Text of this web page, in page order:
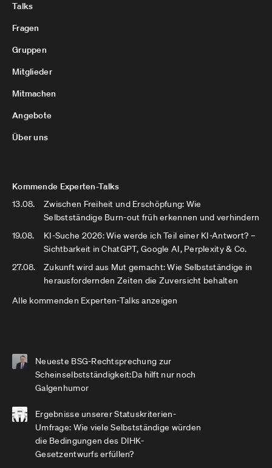
Talks
Fragen
Gruppen
Mitglieder
Mitmachen
Angebote
Über uns
Kommende Experten-Talks
13.08.
Zwischen Freiheit und Erschöpfung: Wie
Selbstständige Burn-out früh erkennen und verhindern
19.08.
KI-Suche 2026: Wie werde ich Teil einer KI-Antwort? –
Sichtbarkeit in ChatGPT, Google AI, Perplexity & Co.
27.08.
Zukunft wird aus Mut gemacht: Wie Selbstständige in
herausfordernden Zeiten die Zuversicht behalten
Alle kommenden Experten-Talks anzeigen
Neueste BSG-Rechtsprechung zur
Scheinselbstständigkeit:Da hilft nur noch
Galgenhumor
Ergebnisse unserer Statuskriterien-
Umfrage: Wie viele Selbstständige würden
die Bedingungen des DIHK-
Gesetzentwurfs erfüllen?